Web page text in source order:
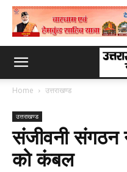
Home उत्तराखण्ड
उत्तराखण्ड
संजीवनी संगठन
को कंबल